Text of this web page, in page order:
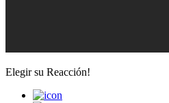
Elegir su Reacción!